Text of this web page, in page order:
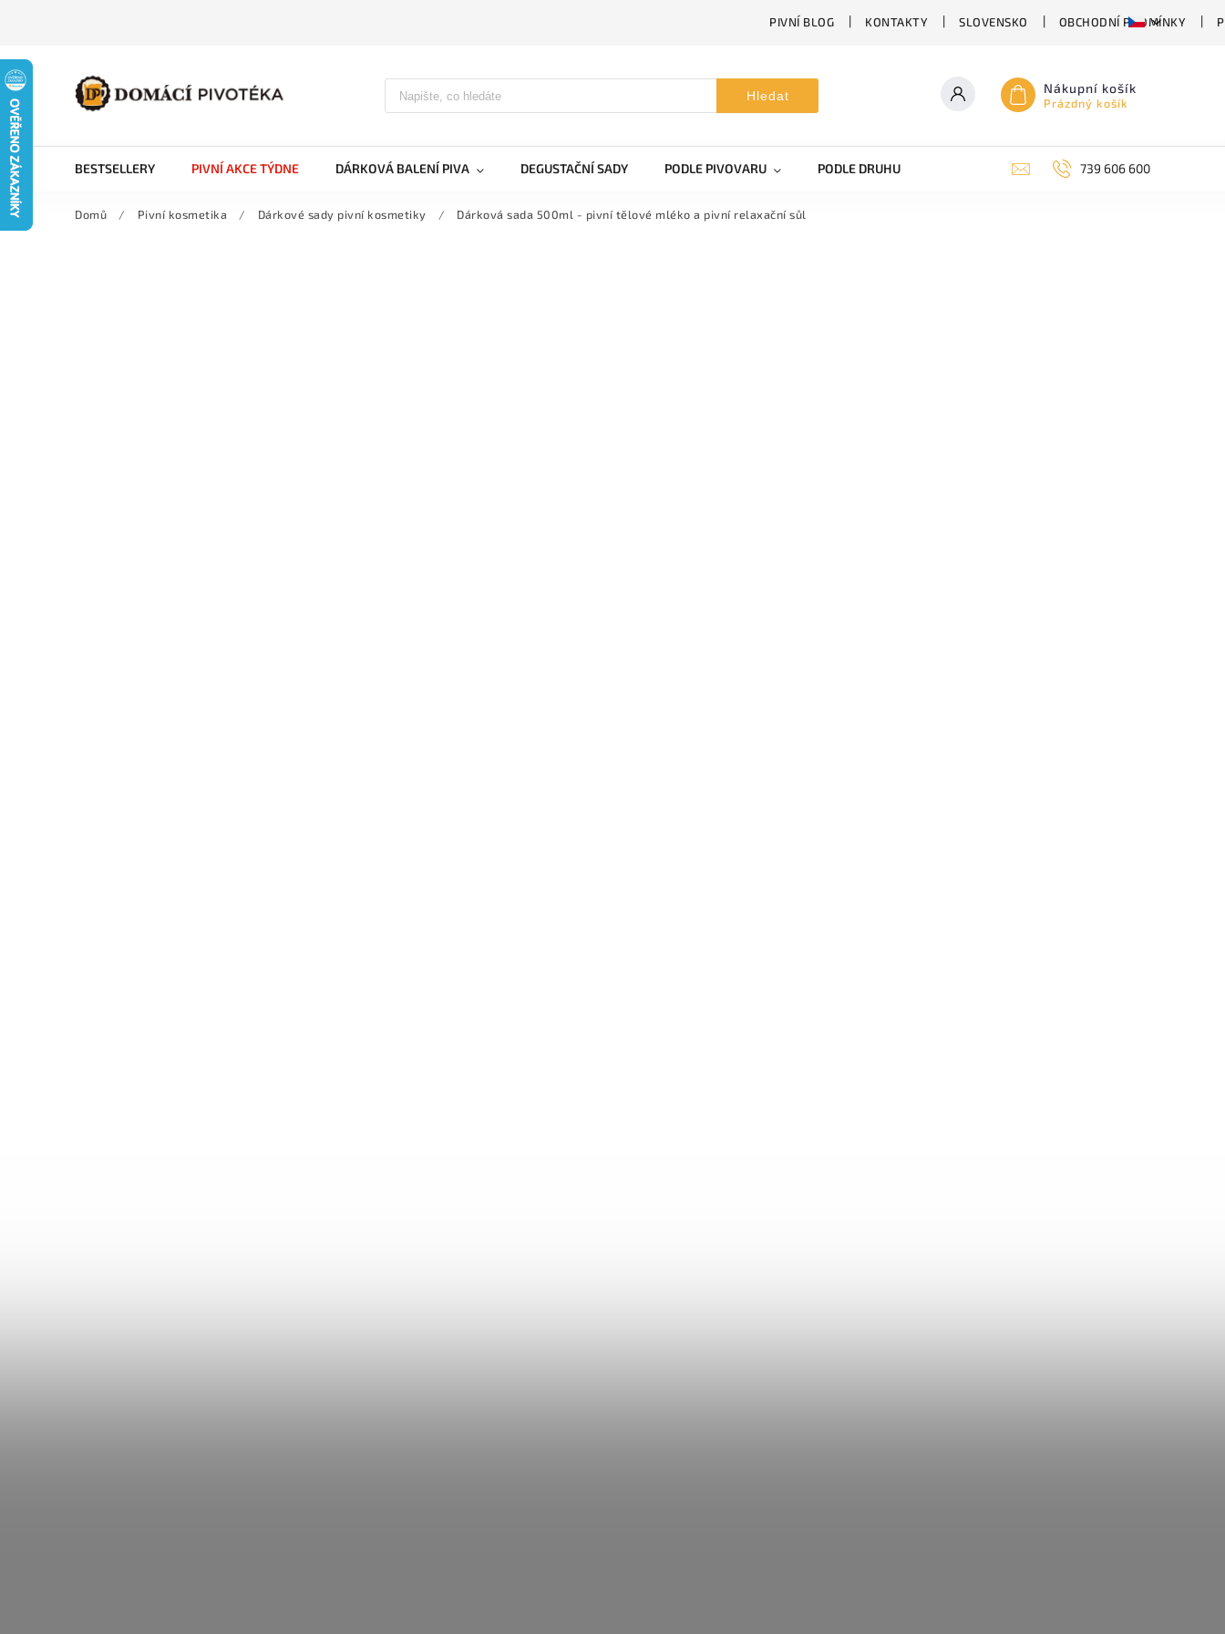
PIVNÍ BLOG KONTAKTY SLOVENSKO OBCHODNÍ PODMÍNKY
Hledat Nákupní košík
Prázdný košík
BESTSELLERY PIVNÍ AKCE TÝDNE DÁRKOVÁ BALENÍ PIVA DEGUSTAČNÍ SADY PODLE PIVOVARU PODLE DRUHU PIVA SUDOVÉ PIVO PIVO V PLECHU
739 606 600
Domů / Pivní kosmetika / Dárkové sady pivní kosmetiky / Dárková sada 500ml - pivní tělové mléko a pivní relaxační sůl